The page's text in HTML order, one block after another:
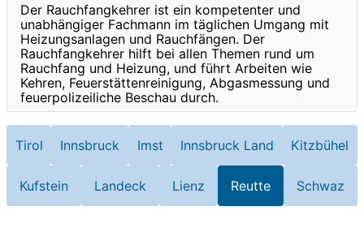
Der Rauchfangkehrer ist ein kompetenter und
unabhängiger Fachmann im täglichen Umgang mit
Heizungsanlagen und Rauchfängen. Der
Rauchfangkehrer hilft bei allen Themen rund um
Rauchfang und Heizung, und führt Arbeiten wie
Kehren, Feuerstättenreinigung, Abgasmessung und
feuerpolizeiliche Beschau durch.
Tirol Innsbruck Imst Innsbruck Land Kitzbühel
Kufstein Landeck Lienz Reutte Schwaz